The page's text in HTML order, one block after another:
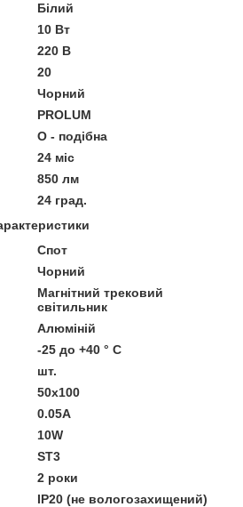
Білий
10 Вт
220 В
20
Чорний
PROLUM
O - подібна
24 міс
850 лм
24 град.
Спот
Чорний
Магнітний трековий
світильник
Алюміній
-25 до +40 ° С
шт.
50х100
0.05А
10W
ST3
2 роки
IP20 (не вологозахищений)